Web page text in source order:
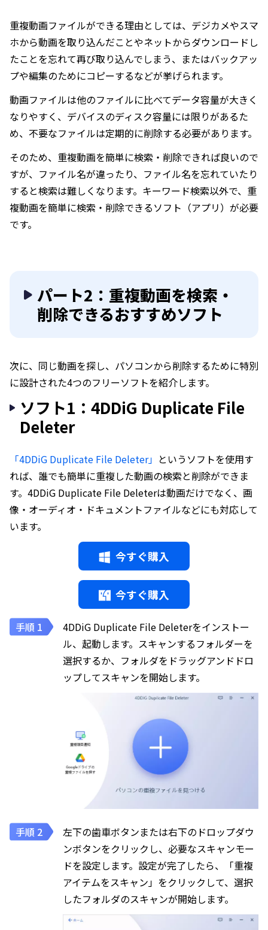
重複動画ファイルができる理由としては、デジカメやスマ
ホから動画を取り込んだことやネットからダウンロードし
たことを忘れて再び取り込んでしまう、またはバックアッ
プや編集のためにコピーするなどが挙げられます。
動画ファイルは他のファイルに比べてデータ容量が大きく
なりやすく、デバイスのディスク容量には限りがあるた
め、不要なファイルは定期的に削除する必要があります。
そのため、重複動画を簡単に検索・削除できれば良いので
すが、ファイル名が違ったり、ファイル名を忘れていたり
すると検索は難しくなります。キーワード検索以外で、重
複動画を簡単に検索・削除できるソフト（アプリ）が必要
です。
パート2：重複動画を検索・
削除できるおすすめソフト
次に、同じ動画を探し、パソコンから削除するために特別
に設計された4つのフリーソフトを紹介します。
ソフト1：4DDiG Duplicate File
Deleter
「4DDiG Duplicate File Deleter」 というソフトを使用す
れば、誰でも簡単に重複した動画の検索と削除ができま
す。4DDiG Duplicate File Deleterは動画だけでなく、画
像・オーディオ・ドキュメントファイルなどにも対応して
います。
今すぐ購入
今すぐ購入
4DDiG Duplicate File Deleterをインストー
ル、起動します。スキャンするフォルダーを
選択するか、フォルダをドラッグアンドドロ
ップしてスキャンを開始します。
左下の歯車ボタンまたは右下のドロップダウ
ンボタンをクリックし、必要なスキャンモー
ドを設定します。設定が完了したら、「重複
アイテムをスキャン」をクリックして、選択
したフォルダのスキャンが開始します。